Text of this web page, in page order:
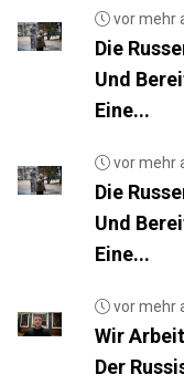
vor mehr
Die
Und
Eine...
vor mehr
Die
Und
Eine...
vor mehr
Wir
Der